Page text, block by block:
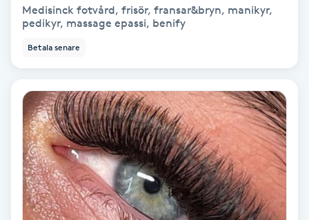
Optiker
Ortobionomi
Ortopedi
Osteopati
Paraffinbehandling
Medisinck fotvård, frisör, fransar&bryn, manikyr,
pedikyr, massage epassi, benify
Betala senare